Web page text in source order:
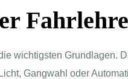
wichtigsten Grundlagen.
Gangwahl oder